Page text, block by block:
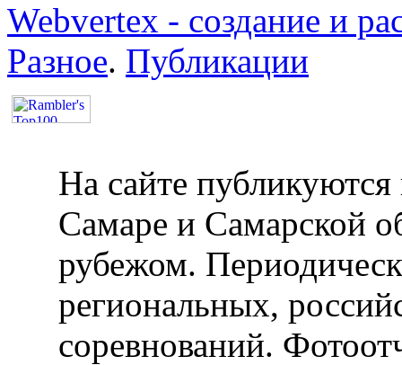
Webvertex - создание и
Разное. Публикации
На сайте публикуются
Самаре и Самарской
рубежом.
региональных,
соревнований.